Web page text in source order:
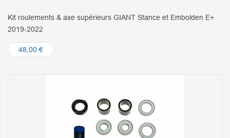
Kit roulements & axe supérieurs GIANT Stance et Embolden E+
2019-2022
48,00 €